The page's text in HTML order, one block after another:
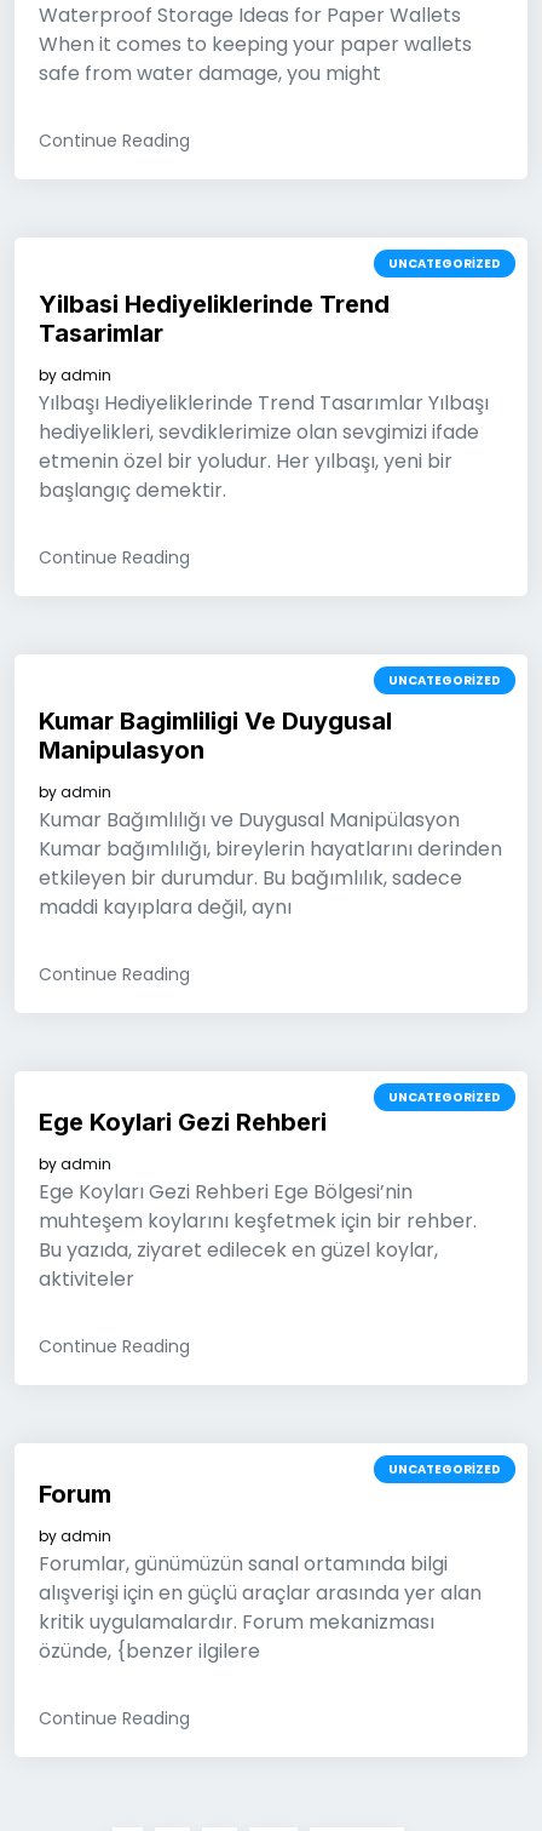
Waterproof Storage Ideas for Paper Wallets
When it comes to keeping your paper wallets
safe from water damage, you might
Continue Reading
UNCATEGORIZED
Yilbasi Hediyeliklerinde Trend
Tasarimlar
byadmin
Yılbaşı Hediyeliklerinde Trend Tasarımlar Yılbaşı
hediyelikleri, sevdiklerimize olan sevgimizi ifade
etmenin özel bir yoludur. Her yılbaşı, yeni bir
başlangıç demektir.
Continue Reading
UNCATEGORIZED
Kumar Bagimliligi Ve Duygusal
Manipulasyon
byadmin
Kumar Bağımlılığı ve Duygusal Manipülasyon
Kumar bağımlılığı, bireylerin hayatlarını derinden
etkileyen bir durumdur. Bu bağımlılık, sadece
maddi kayıplara değil, aynı
Continue Reading
UNCATEGORIZED
Ege Koylari Gezi Rehberi
byadmin
Ege Koyları Gezi Rehberi Ege Bölgesi’nin
muhteşem koylarını keşfetmek için bir rehber.
Bu yazıda, ziyaret edilecek en güzel koylar,
aktiviteler
Continue Reading
UNCATEGORIZED
Forum
byadmin
Forumlar, günümüzün sanal ortamında bilgi
alışverişi için en güçlü araçlar arasında yer alan
kritik uygulamalardır. Forum mekanizması
özünde, {benzer ilgilere
Continue Reading